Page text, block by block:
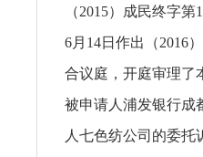
（2015）成民终字
6月14日作出（2016
合议庭，开庭审理了
被申请人浦发银行成
人七色纺公司的委